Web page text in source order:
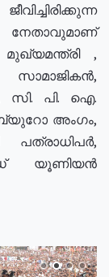
നേതാവുമാണ്
,
സി. പി. ഐ.
ബ്യുറോ അംഗം,
പത്രാധിപർ,
യൂണിയൻ